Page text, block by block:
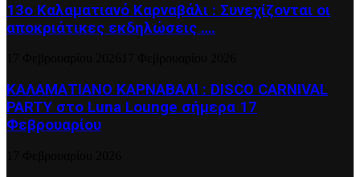
13ο Καλαματιανό Καρναβάλι : Συνεχίζονται οι
αποκριάτικες εκδηλώσεις ….
ΚΑΛΑΜΑΤΙΑΝΟ ΚΑΡΝΑΒΑΛΙ : DISCO CARNIVAL
PARTY στο Luna Lounge σήμερα 17
Φεβρουαρίου